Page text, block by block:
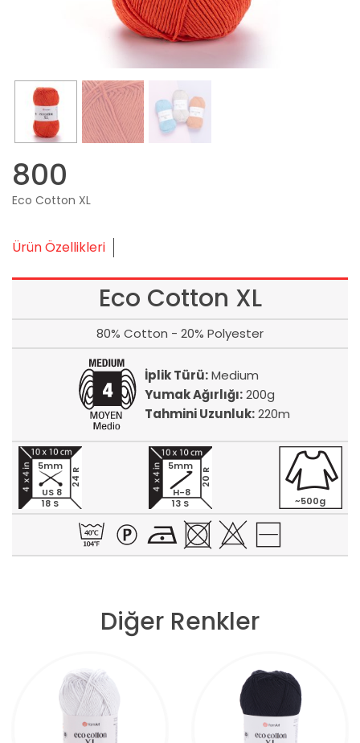
800
Eco Cotton XL
Ürün Özellikleri
Eco Cotton XL
80% Cotton - 20% Polyester
İplik Türü:Medium
Yumak Ağırlığı:200g
Tahmini Uzunluk:220m
18 S
24 R
5mm
US 8
13 S
20 R
5mm
H-8
~500g
Diğer Renkler